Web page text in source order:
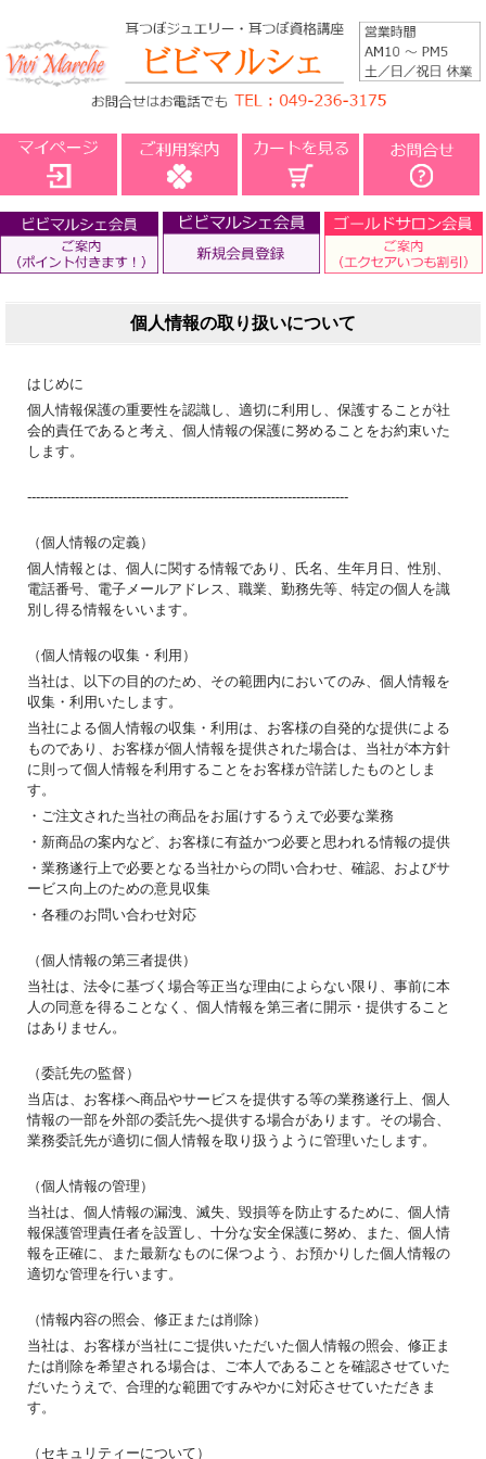
個人情報の取り扱いについて
はじめに
個人情報保護の重要性を認識し、適切に利用し、保護することが社
会的責任であると考え、個人情報の保護に努めることをお約束いた
します。
--------------------------------------------------------------------------
（個人情報の定義）
個人情報とは、個人に関する情報であり、氏名、生年月日、性別、
電話番号、電子メールアドレス、職業、勤務先等、特定の個人を識
別し得る情報をいいます。
（個人情報の収集・利用）
当社は、以下の目的のため、その範囲内においてのみ、個人情報を
収集・利用いたします。
当社による個人情報の収集・利用は、お客様の自発的な提供による
ものであり、お客様が個人情報を提供された場合は、当社が本方針
に則って個人情報を利用することをお客様が許諾したものとしま
す。
・ご注文された当社の商品をお届けするうえで必要な業務
・新商品の案内など、お客様に有益かつ必要と思われる情報の提供
・業務遂行上で必要となる当社からの問い合わせ、確認、およびサ
ービス向上のための意見収集
・各種のお問い合わせ対応
（個人情報の第三者提供）
当社は、法令に基づく場合等正当な理由によらない限り、事前に本
人の同意を得ることなく、個人情報を第三者に開示・提供すること
はありません。
（委託先の監督）
当店は、お客様へ商品やサービスを提供する等の業務遂行上、個人
情報の一部を外部の委託先へ提供する場合があります。その場合、
業務委託先が適切に個人情報を取り扱うように管理いたします。
（個人情報の管理）
当社は、個人情報の漏洩、滅失、毀損等を防止するために、個人情
報保護管理責任者を設置し、十分な安全保護に努め、また、個人情
報を正確に、また最新なものに保つよう、お預かりした個人情報の
適切な管理を行います。
（情報内容の照会、修正または削除）
当社は、お客様が当社にご提供いただいた個人情報の照会、修正ま
たは削除を希望される場合は、ご本人であることを確認させていた
だいたうえで、合理的な範囲ですみやかに対応させていただきま
す。
（セキュリティーについて）